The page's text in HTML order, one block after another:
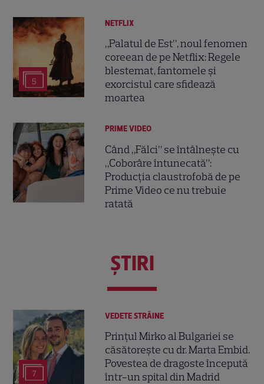
5
NETFLIX
„Palatul de Est”, noul fenomen
coreean de pe Netflix: Regele
blestemat, fantomele și
exorcistul care sfidează
moartea
PRIME VIDEO
Când „Fălci” se întâlnește cu
„Coborâre întunecată”:
Producția claustrofobă de pe
Prime Video ce nu trebuie
ratată
ŞTIRI
7
VEDETE STRĂINE
Prințul Mirko al Bulgariei se
căsătorește cu dr. Marta Embid.
Povestea de dragoste începută
într-un spital din Madrid